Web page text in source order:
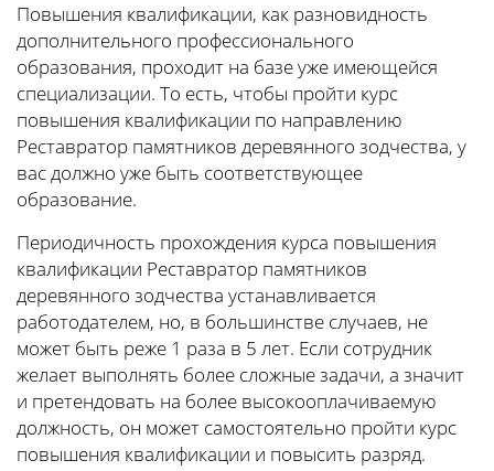
Повышения квалификации, как разновидность
дополнительного профессионального
образования, проходит на базе уже имеющейся
специализации. То есть, чтобы пройти курс
повышения квалификации по направлению
Реставратор памятников деревянного зодчества, у
вас должно уже быть соответствующее
образование.
Периодичность прохождения курса повышения
квалификации Реставратор памятников
деревянного зодчества устанавливается
работодателем, но, в большинстве случаев, не
может быть реже 1 раза в 5 лет. Если сотрудник
желает выполнять более сложные задачи, а значит
и претендовать на более высокооплачиваемую
должность, он может самостоятельно пройти курс
повышения квалификации и повысить разряд.